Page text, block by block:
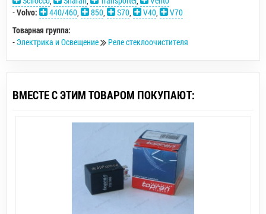
-Volvo: 440/460 850 S70 V40
V70
Товарная группа:
- Электрика и Освещение Реле стеклоочистителя
ВМЕСТЕ С ЭТИМ ТОВАРОМ ПОКУПАЮТ: